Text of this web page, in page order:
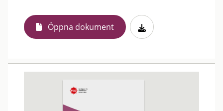
Öppna dokument